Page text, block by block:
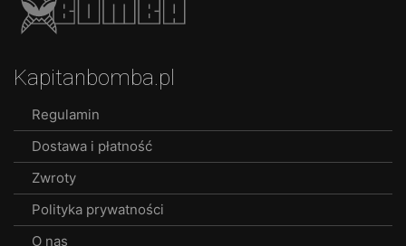
Kapitanbomba.pl
Regulamin
Dostawa i płatność
Zwroty
Polityka prywatności
O nas